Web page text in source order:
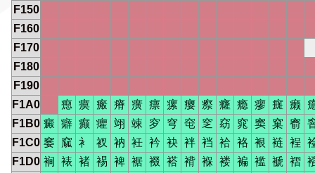
F150
F160
F170
F180
F190
F1A0
瘛 瘼 瘢 瘠 癀 瘭 瘰 瘿 瘵 癃 瘾 瘳 癍 癞
F1B0 癜 癖 癫 癯 翊 竦 穸 穹 窀 窆 窈 窕 窦 窠 窬
F1C0 窭 窳 衤 衩 衲 衽 衿 袂 袢 裆 袷 袼 裉 裢 裎
F1D0 裥 裱 褚 裼 裨 裾 裰 褡 褙 褓 褛 褊 褴 褫 褶